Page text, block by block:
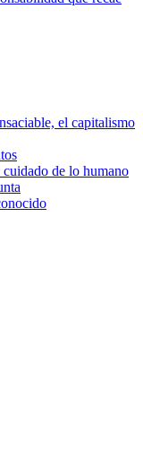
el capitalismo
cuidado de lo humano